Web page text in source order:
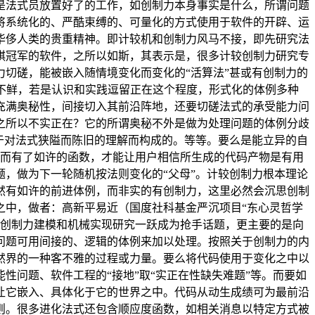
式员放置好了的工作，如创制力本身事实是什么，所谓问题
统化的、严酷束缚的、可量化的方式使用于软件的开辟、运
人类的贵重精神。即计较机和创制力风马不接，即先研究法
军的软件，之所以如斯，其表示是，很多计较创制力研究专
磋，能被嵌入随情境变化而变化的“活算法”甚或有创制力的
，若是认识和实践逗留正在这个程度，形式化的体例多种
奥秘性，间接切入其前沿阵地，还要切磋法式的承受能力问
以不实正在？它的所谓奥秘不外是做为处理问题的体例分歧
法式狭隘而陈旧的理解而构成的。等等。要么是能立异的自
有了如许的函数，才能让用户相信所生成的代码产物是有用
做为下一轮随机按法则变化的“父母”。计较创制力根本理论
如许的前进体例，而非实的有创制力，这里必然会沉思创制
，做者：高新平易近（国度社科基金严沉项目“东心灵哲学
制力建模和机械实现研究一跃成为抢手话题，更主要的是向
可用间接的、逻辑的体例来加以处理。按照关于创制力的内
的一种客不雅的过程或力量。要么将代码使用于变化之中以
问题、软件工程的“接地”取“实正在性缺失难题”等。而要如
嵌入、具体化于它的世界之中。代码从动生成绩可为最前沿
很多进化法式还包含顺应度函数，如相关消息以特定方式被